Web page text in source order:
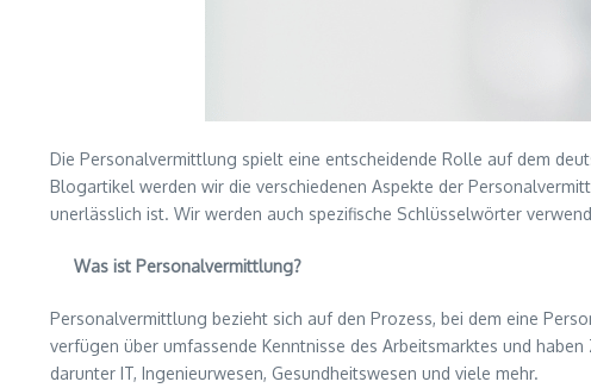
Die Personalvermittlung spielt eine entscheidende Rolle auf dem
Blogartikel werden wir die verschiedenen Aspekte der
unerlässlich ist. Wir werden auch spezifische Schlüsselwörter
Was ist Personalvermittlung?
Personalvermittlung bezieht sich auf den Prozess, bei dem eine
verfügen über umfassende Kenntnisse des Arbeitsmarktes und
darunter IT, Ingenieurwesen, Gesundheitswesen und viele mehr.